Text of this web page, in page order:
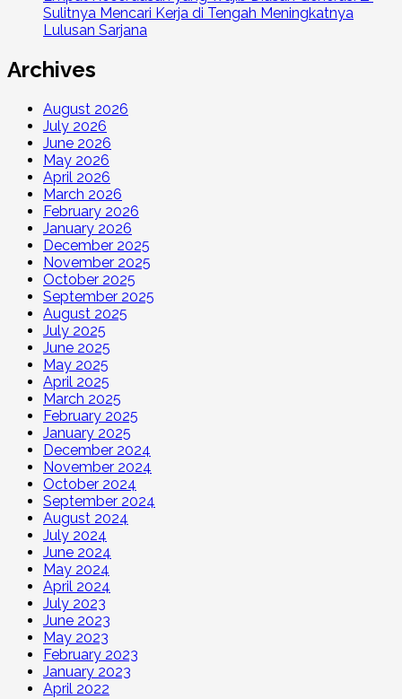
Sulitnya Mencari Kerja di Tengah Meningkatnya
Lulusan Sarjana
Archives
August 2026
July 2026
June 2026
May 2026
April 2026
March 2026
February 2026
January 2026
December 2025
November 2025
October 2025
September 2025
August 2025
July 2025
June 2025
May 2025
April 2025
March 2025
February 2025
January 2025
December 2024
November 2024
October 2024
September 2024
August 2024
July 2024
June 2024
May 2024
April 2024
July 2023
June 2023
May 2023
February 2023
January 2023
April 2022